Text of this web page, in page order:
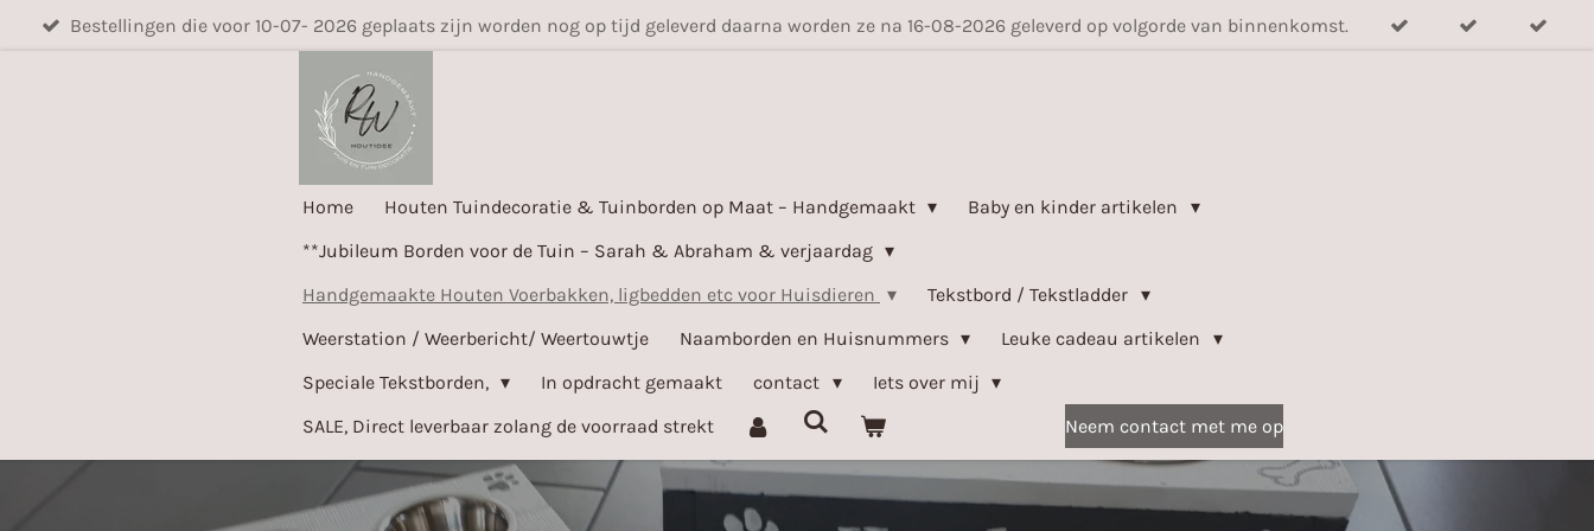
Bestellingen die voor 10-07- 2026 geplaats zijn worden nog op tijd geleverd daarna worden ze na 16-08-2026 geleverd op volgorde van binnenkomst.
Home Houten Tuindecoratie & Tuinborden op Maat – Handgemaakt
Baby en kinder artikelen
**Jubileum Borden voor de Tuin – Sarah & Abraham & verjaardag
Handgemaakte Houten Voerbakken, ligbedden etc voor Huisdieren
Tekstbord / Tekstladder
Weerstation / Weerbericht/ Weertouwtje
Naamborden en Huisnummers
Leuke cadeau artikelen
Speciale Tekstborden,
In opdracht gemaakt contact
Iets over mij
SALE, Direct leverbaar zolang de voorraad strekt
Neem contact met me op